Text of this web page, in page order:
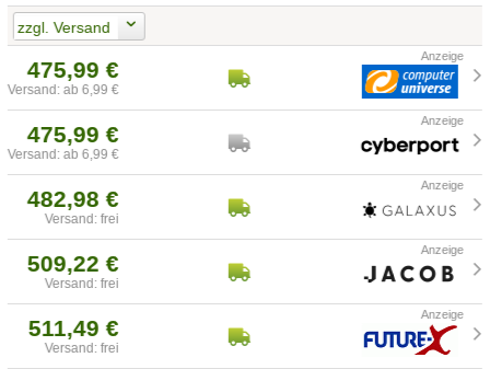
zzgl. Versand
475,99 €
Versand: ab 6,99 €
475,99 €
Versand: ab 6,99 €
482,98 €
Versand: frei
509,22 €
Versand: frei
511,49 €
Versand: frei